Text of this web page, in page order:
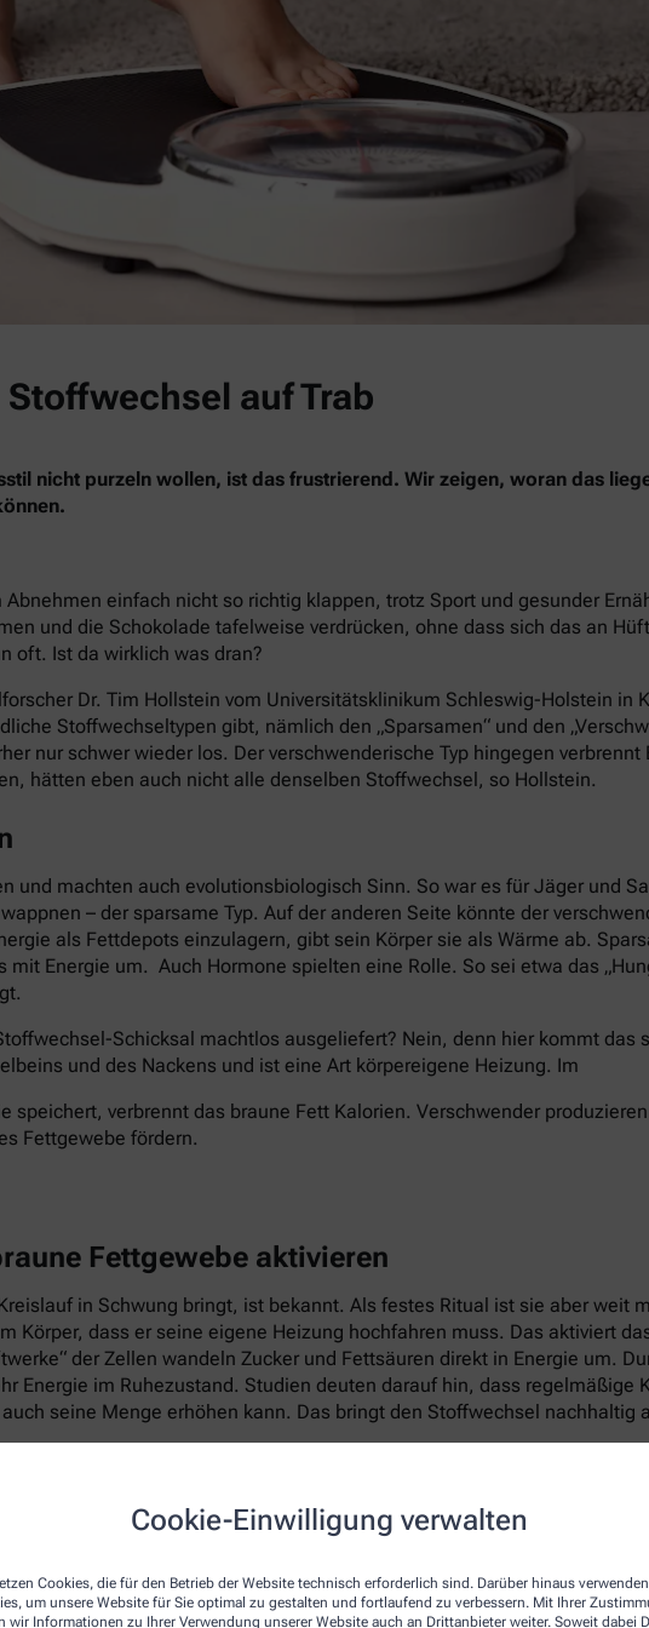
Cookie-Einwilligung verwalten
Cookies, die für den Betrieb der Website technisch erforderlich sind. Darüber hinaus
um unsere Website für Sie optimal zu gestalten und fortlaufend zu verbessern. Mit Ihrer
wir Informationen zu Ihrer Verwendung unserer Website auch an Drittanbieter weiter. Soweit dabei
auf Trab
nicht purzeln wollen, ist das frustrierend. Wir zeigen, woran das
einfach nicht so richtig klappen, trotz Sport und gesunder
und die Schokolade tafelweise verdrücken, ohne dass sich das an
oft. Ist da wirklich was dran?
Dr. Tim Hollstein vom Universitätsklinikum Schleswig-Holstein in
Stoffwechseltypen gibt, nämlich den „Sparsamen“ und den
nur schwer wieder los. Der verschwenderische Typ hingegen
hätten eben auch nicht alle denselben Stoffwechsel, so Hollstein.
und machten auch evolutionsbiologisch Sinn. So war es für Jäger und
– der sparsame Typ. Auf der anderen Seite könnte der
als Fettdepots einzulagern, gibt sein Körper sie als Wärme ab.
mit Energie um. Auch Hormone spielten eine Rolle. So sei etwa das
Schicksal machtlos ausgeliefert? Nein, denn hier kommt das
und des Nackens und ist eine Art körpereigene Heizung. Im
speichert, verbrennt das braune Fett Kalorien. Verschwender
Fettgewebe fördern.
Fettgewebe aktivieren
in Schwung bringt, ist bekannt. Als festes Ritual ist sie aber weit
Körper, dass er seine eigene Heizung hochfahren muss. Das aktiviert
der Zellen wandeln Zucker und Fettsäuren direkt in Energie um.
Energie im Ruhezustand. Studien deuten darauf hin, dass
seine Menge erhöhen kann. Das bringt den Stoffwechsel nachhaltig